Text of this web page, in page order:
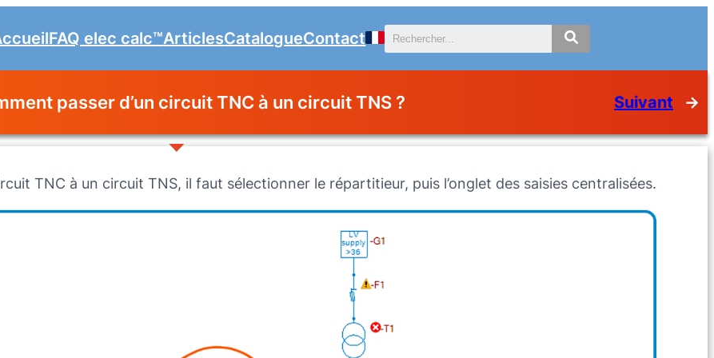
FAQ elec calc™ArticlesCatalogueContact
passer d’un circuit TNC à un circuit TNS ? Suivant →
TNC à un circuit TNS, il faut sélectionner le répartitieur, puis l’onglet des saisies centralisées.